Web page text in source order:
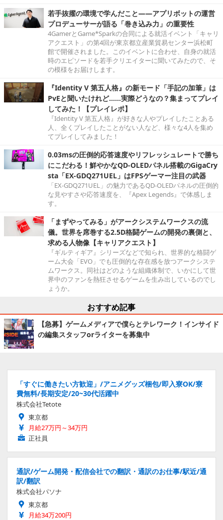
若手抜擢の環境で学んだこと――アプリボットの運営
プロデューサーが語る「巻き込み力」の重要性
4GamerとGame*Sparkの合同による就活イベント「キャリ
アクエスト」の第4回が東京都立産業貿易センター浜松町
館で開催されました。このイベントに合わせ、自身の就活
時のエピソードを若手クリエイターに聞いてみたので、そ
の模様をお届けします。
『Identity V 第五人格』の新モード「手記の加筆」は
PvEと聞いたけれど……実際どうなの？集まってプレイ
してみた！【プレイレポ】
『Identity V 第五人格』が好きな人やプレイしたことある
人、全くプレイしたことがない人など、様々な4人を集め
てプレイしてみました！
0.03msの圧倒的応答速度やリフレッシュレートで勝ち
にこだわる！鮮やかなQD-OLEDパネル搭載のGigaCry
sta「EX-GDQ271UEL」はFPSゲーマー注目の武器
「EX-GDQ271UEL」の魅力であるQD-OLEDパネルの圧倒的
な見やすさや応答速度を、『Apex Legends』で体感しま
す。
「まずやってみる」がアークシステムワークスの流
儀。世界を席巻する2.5D格闘ゲームの開発の裏側と、
求める人物像【キャリアクエスト】
『ギルティギア』シリーズなどで知られ、世界的な格闘ゲ
ーム大会「EVO」でも圧倒的な存在感を放つアークシステ
ムワークス。同社はどのような組織体制で、いかにして世
界中のファンを熱狂させるゲームを生み出しているのでし
ょうか。
おすすめ記事
【急募】ゲームメディアで僕らとテレワーク！インサイド
の編集スタッフorライターを募集中
「すぐに働きたい方歓迎」/アニメグッズ梱包/即入寮OK/寮
費無料/長期安定/20~30代活躍中
株式会社Tetote
東京都
月給27万円～34万円
正社員
通訳/ゲーム開発・配信会社での翻訳・通訳のお仕事/駅近/通
訳/翻訳
株式会社パソナ
東京都
月給34万200円